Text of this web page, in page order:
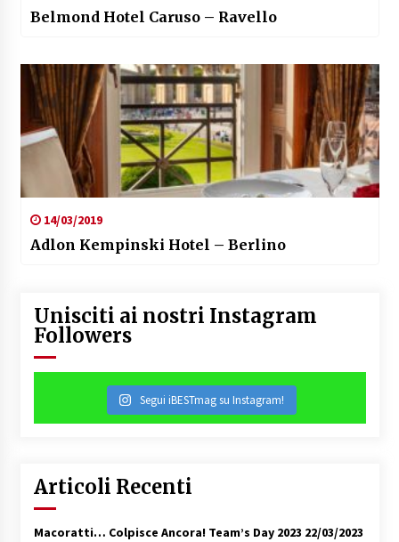
Belmond Hotel Caruso – Ravello
14/03/2019
Adlon Kempinski Hotel – Berlino
Unisciti ai nostri Instagram
Followers
Segui iBESTmag su Instagram!
Articoli Recenti
Macoratti… Colpisce Ancora! Team’s Day 2023 22/03/2023